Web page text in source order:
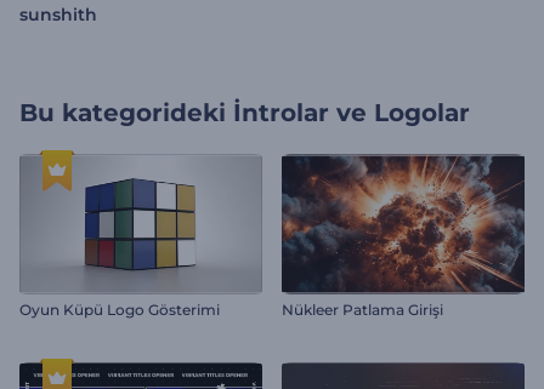
sunshith
Bu kategorideki İntrolar ve Logolar
Oyun Küpü Logo Gösterimi Nükleer Patlama Girişi